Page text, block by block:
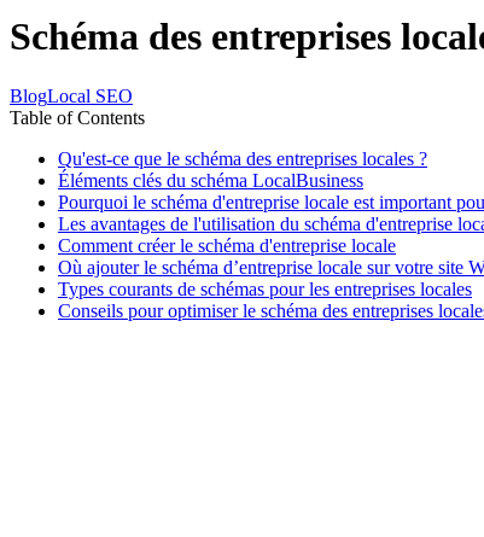
Schéma des entreprises
BlogLocal SEO
Table of Contents
Qu'est-ce que le schéma des entreprises locales ?
Éléments clés du schéma LocalBusiness
Pourquoi le schéma d'entreprise locale est important
Les avantages de l'utilisation du schéma d'entreprise
Comment créer le schéma d'entreprise locale
Où ajouter le schéma d’entreprise locale sur votre site
Types courants de schémas pour les entreprises locales
Conseils pour optimiser le schéma des entreprises